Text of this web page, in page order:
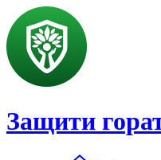
Защити